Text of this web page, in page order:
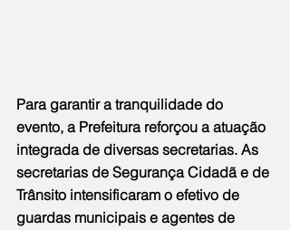
Para garantir a tranquilidade do
evento, a Prefeitura reforçou a atuação
integrada de diversas secretarias. As
secretarias de Segurança Cidadã e de
Trânsito intensificaram o efetivo de
guardas municipais e agentes de